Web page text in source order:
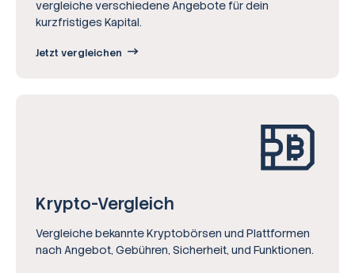
vergleiche verschiedene Angebote für dein
kurzfristiges Kapital.
Jetzt vergleichen
Krypto-Vergleich
Vergleiche bekannte Kryptobörsen und Plattformen
nach Angebot, Gebühren, Sicherheit, und Funktionen.